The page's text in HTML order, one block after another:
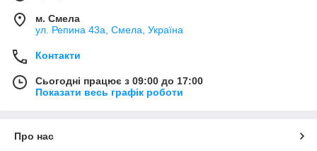
м. Смела
ул. Репина 43а, Смела, Україна
Контакти
Сьогодні працює з 09:00 до 17:00
Показати весь графік роботи
Про нас